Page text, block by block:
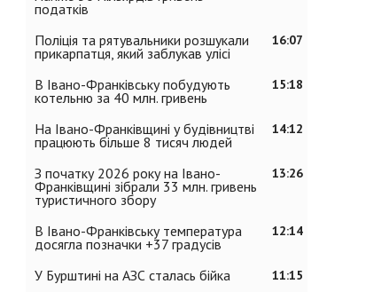
податків
16:07
Поліція та рятувальники розшукали
прикарпатця, який заблукав улісі
15:18
В Івано-Франківську побудують
котельню за 40 млн. гривень
14:12
На Івано-Франківщині у будівництві
працюють більше 8 тисяч людей
13:26
З початку 2026 року на Івано-
Франківщині зібрали 33 млн. гривень
туристичного збору
12:14
В Івано-Франківську температура
досягла позначки +37 градусів
11:15
У Бурштині на АЗС сталась бійка